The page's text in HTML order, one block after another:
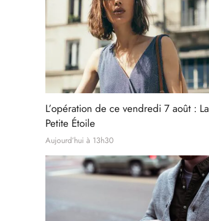
L’opération de ce vendredi 7 août : La
Petite Étoile
Aujourd’hui à 13h30